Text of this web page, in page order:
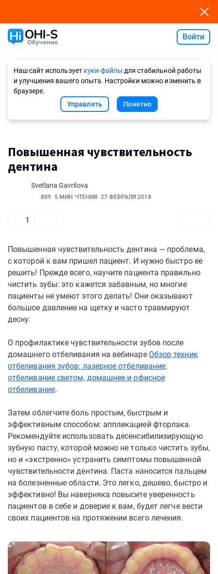
Войти
Наш сайт использует куки-файлы для стабильной работы
и улучшения вашего опыта. Настройки можно изменить в
браузере.
Управлять
Понятно
Повышенная чувствительность
дентина
Svetlana Gavrilova
889 5 МИН ЧТЕНИЯ 27 ФЕВРАЛЯ 2018
1
Повышенная чувствительность дентина — проблема,
с которой к вам пришел пациент. И нужно быстро ее
решить! Прежде всего, научите пациента правильно
чистить зубы: это кажется забавным, но многие
пациенты не умеют этого делать! Они оказывают
большое давление на щетку и часто травмируют
десну.
О профилактике чувствительности зубов после
домашнего отбеливания на вебинаре Обзор техник
отбеливания зубов: лазерное отбеливание,
отбеливание светом, домашнее и офисное
отбеливание.
Затем облегчите боль простым, быстрым и
эффективным способом: аппликацией фторлака.
Рекомендуйте использовать десенсибилизирующую
зубную пасту, которой можно не только чистить зубы,
но и «экстренно» устранить симптомы повышенной
чувствительности дентина. Паста наносится пальцем
на болезненные области. Это легко, дешево, быстро и
эффективно! Вы наверняка повысите уверенность
пациентов в себе и доверие к вам, будет легче вести
своих пациентов на протяжении всего лечения.